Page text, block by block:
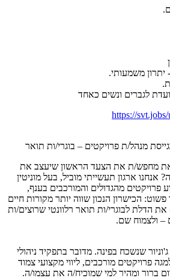
יתרון משמעותי.
https://
מנהל/ת פרויקטים – בוגרי/ות תואר
את מחפש/ת את הצעד הראשון שיעצב את
אנחנו ארגון תעשייתי מוביל, בעל מוניטין
פרויקטים מהגדולים והמורכבים בענף,
הכישרון הנכון שווה יותר מקורות חיים
הדלת לבוגרי/ות תואר רלוונטי שרוצים/ות
– ולצמוח שם.
שנשכח בפינה. מדובר בתפקיד ניהולי
פרויקטים מורכבים, ליווי מקצועי צמוד
ברור ומהיר למי שמוכיח/ה את עצמו/ה.